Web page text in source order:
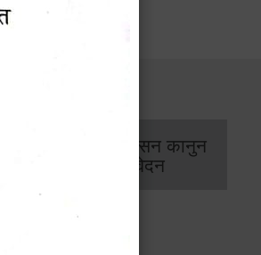
आर्थिक प्रशासन कानुन
/ प्रतिवेदन